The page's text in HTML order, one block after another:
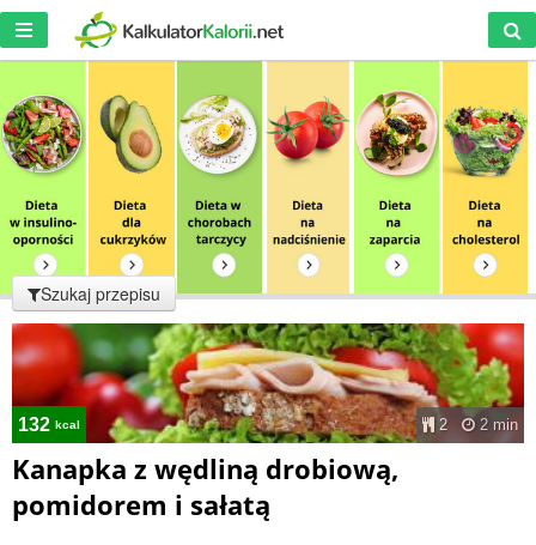
Szukaj przepisu
132 kcal 2 2 min
Kanapka z wędliną drobiową,
pomidorem i sałatą